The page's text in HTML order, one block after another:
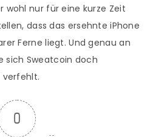
wohl nur für eine kurze Zeit
dass das ersehnte iPhone
Ferne liegt. Und genau an
sich Sweatcoin doch
verfehlt.
0